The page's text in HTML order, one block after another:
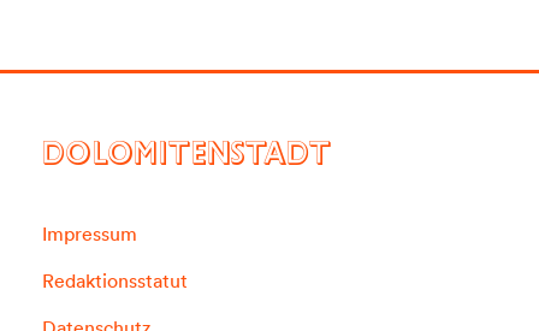
DOLOMITENSTADT
Impressum
Redaktionsstatut